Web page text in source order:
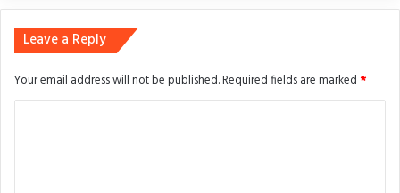
Leave a Reply
Your email address will not be published.Required fields are marked *